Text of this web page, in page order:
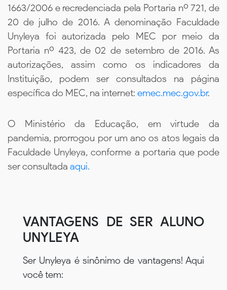
1663/2006 e recredenciada pela Portaria nº 721, de
20 de julho de 2016. A denominação Faculdade
Unyleya foi autorizada pelo MEC por meio da
Portaria nº 423, de 02 de setembro de 2016. As
autorizações, assim como os indicadores da
Instituição, podem ser consultados na página
específica do MEC, na internet: emec.mec.gov.br.
O Ministério da Educação, em virtude da
pandemia, prorrogou por um ano os atos legais da
Faculdade Unyleya, conforme a portaria que pode
ser consultada aqui.
VANTAGENS DE SER ALUNO
UNYLEYA
Ser Unyleya é sinônimo de vantagens! Aqui
você tem: